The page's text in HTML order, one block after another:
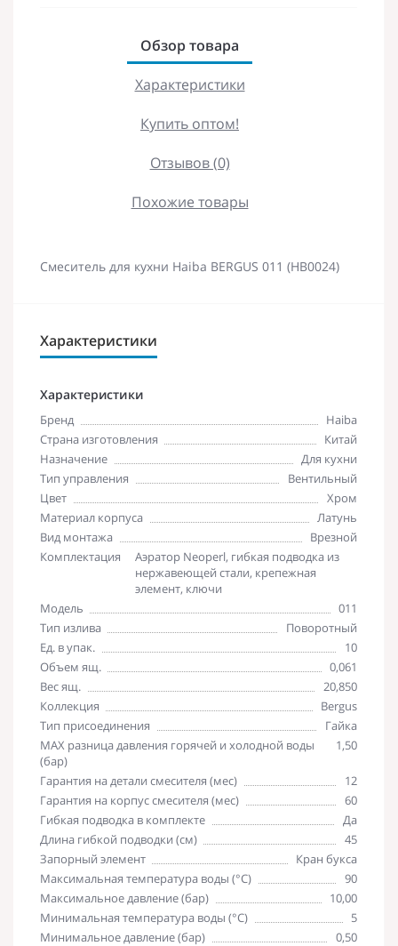
Обзор товара
Характеристики
Купить оптом!
Отзывов (0)
Похожие товары
Смеситель для кухни Haiba BERGUS 011 (HB0024)
Характеристики
Характеристики
Бренд
Haiba
Страна изготовления
Китай
Назначение
Для кухни
Тип управления
Вентильный
Цвет
Хром
Материал корпуса
Латунь
Вид монтажа
Врезной
Комплектация
Аэратор Neoperl, гибкая подводка из
нержавеющей стали, крепежная
элемент, ключи
Модель
011
Тип излива
Поворотный
Ед. в упак.
10
Объем ящ.
0,061
Вес ящ.
20,850
Коллекция
Bergus
Тип присоединения
Гайка
MAX разница давления горячей и холодной воды
(бар)
1,50
Гарантия на детали смесителя (мес)
12
Гарантия на корпус смесителя (мес)
60
Гибкая подводка в комплекте
Да
Длина гибкой подводки (см)
45
Запорный элемент
Кран букса
Максимальная температура воды (°C)
90
Максимальное давление (бар)
10,00
Минимальная температура воды (°C)
5
Минимальное давление (бар)
0,50